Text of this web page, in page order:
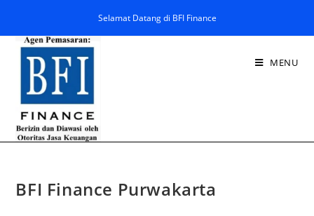
Selamat Datang di BFI Finance
MENU
BFI Finance Purwakarta